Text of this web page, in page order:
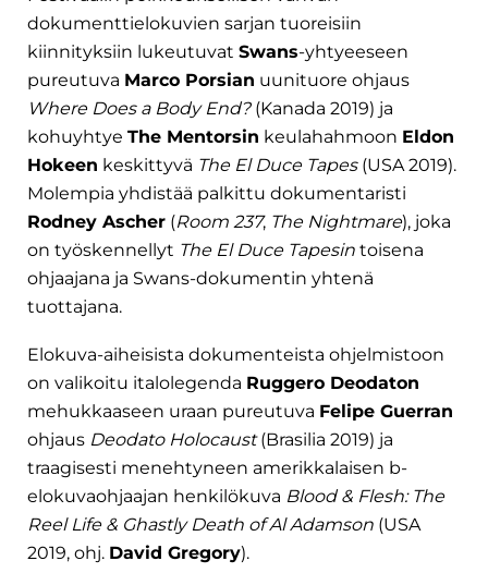
dokumenttielokuvien sarjan tuoreisiin
kiinnityksiin lukeutuvat Swans-yhtyeeseen
pureutuva Marco Porsian uunituore ohjaus
Where Does a Body End?(Kanada 2019) ja
kohuyhtye The Mentorsin keulahahmoon Eldon
Hokeen keskittyvä The El Duce Tapes(USA 2019).
Molempia yhdistää palkittu dokumentaristi
Rodney Ascher (Room 237, The Nightmare), joka
on työskennellyt The El Duce Tapesin toisena
ohjaajana ja Swans-dokumentin yhtenä
tuottajana.
Elokuva-aiheisista dokumenteista ohjelmistoon
on valikoitu italolegenda Ruggero Deodaton
mehukkaaseen uraan pureutuva Felipe Guerran
ohjaus Deodato Holocaust(Brasilia 2019) ja
traagisesti menehtyneen amerikkalaisen b-
elokuvaohjaajan henkilökuva Blood & Flesh: The
Reel Life & Ghastly Death of Al Adamson (USA
2019, ohj. David Gregory).